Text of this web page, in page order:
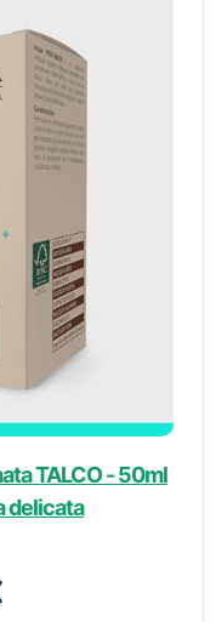
TALCO - 50ml
delicata